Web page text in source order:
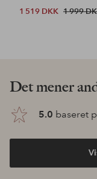
1 519 DKK 1 999
Det mener
5.0 baseret